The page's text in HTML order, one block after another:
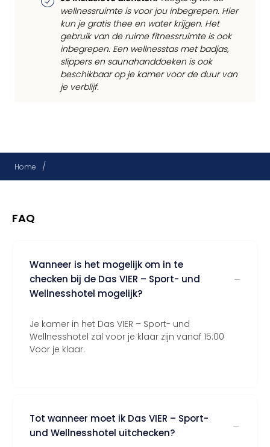
wellnessruimte is voor jou inbegrepen. Hier
kun je gratis thee en water krijgen. Het
gebruik van de ruime fitnessruimte is ook
inbegrepen. Een wellnesstas met badjas,
slippers en saunahanddoeken is ook
beschikbaar op je kamer voor de duur van
je verblijf.
Home /
FAQ
Wanneer is het mogelijk om in te
checken bij de Das VIER – Sport- und
Wellnesshotel mogelijk?
Je kamer in het Das VIER – Sport- und
Wellnesshotel zal voor je klaar zijn vanaf 15:00
Voor je klaar.
Tot wanneer moet ik Das VIER – Sport-
und Wellnesshotel uitchecken?